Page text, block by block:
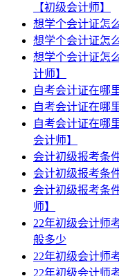
【初级会计师】
想学个会计证怎
想学个会计证怎
想学个会计证怎
计师】
自考会计证在哪
自考会计证在哪
自考会计证在哪
会计师】
会计初级报考条
会计初级报考条
会计初级报考条
师】
22年初级会计师
般多少
22年初级会计师
22年初级会计师